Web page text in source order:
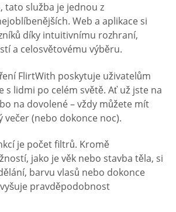
tato služba je jednou z
Web a aplikace si
díky intuitivnímu rozhraní,
a celosvětovému výběru.
FlirtWith poskytuje uživatelům
s lidmi po celém světě. Ať už jste na
na dovolené – vždy můžete mít
večer (nebo dokonce noc).
je počet filtrů. Kromě
jako je věk nebo stavba těla, si
barvu vlasů nebo dokonce
pravděpodobnost